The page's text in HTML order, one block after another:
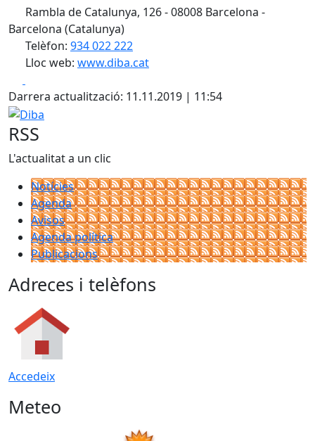
Rambla de Catalunya, 126 - 08008 Barcelona -
Barcelona (Catalunya)
Telèfon: 934 022 222
Lloc web: www.diba.cat
Darrera actualització: 11.11.2019 | 11:54
Diba
RSS
L'actualitat a un clic
Notícies
Agenda
Avisos
Agenda política
Publicacions
Adreces i telèfons
Accedeix
Meteo